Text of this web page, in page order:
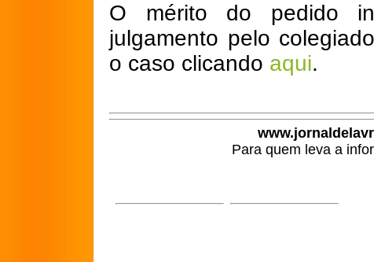
O mérito do pedido
julgamento pelo
o caso clicando aqui.
Para quem leva a